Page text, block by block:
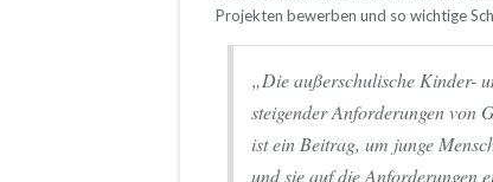
Projekten bewerben und so wichtige
„Die außerschulische Kinder-
steigender Anforderungen von
ist ein Beitrag, um junge
und sie auf die Anforderungen